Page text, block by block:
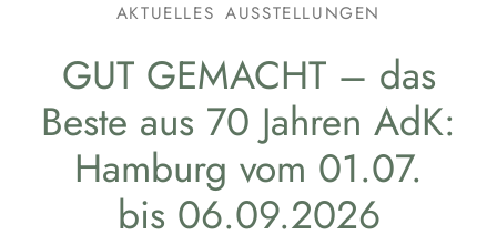
AKTUELLES AUSSTELLUNGEN
GUT GEMACHT – das
Beste aus 70 Jahren AdK:
Hamburg vom 01.07.
bis 06.09.2026